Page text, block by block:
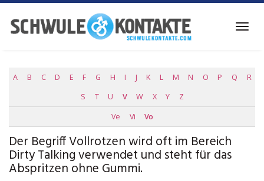
Skip
main
A B C D E F G H I J K L M N O P Q
R
S
T U V W X Y
Z
Ve
Vi Vo
Der Begriff Vollrotzen wird oft im Bereich
Dirty Talking verwendet und steht für das
Abspritzen ohne Gummi.